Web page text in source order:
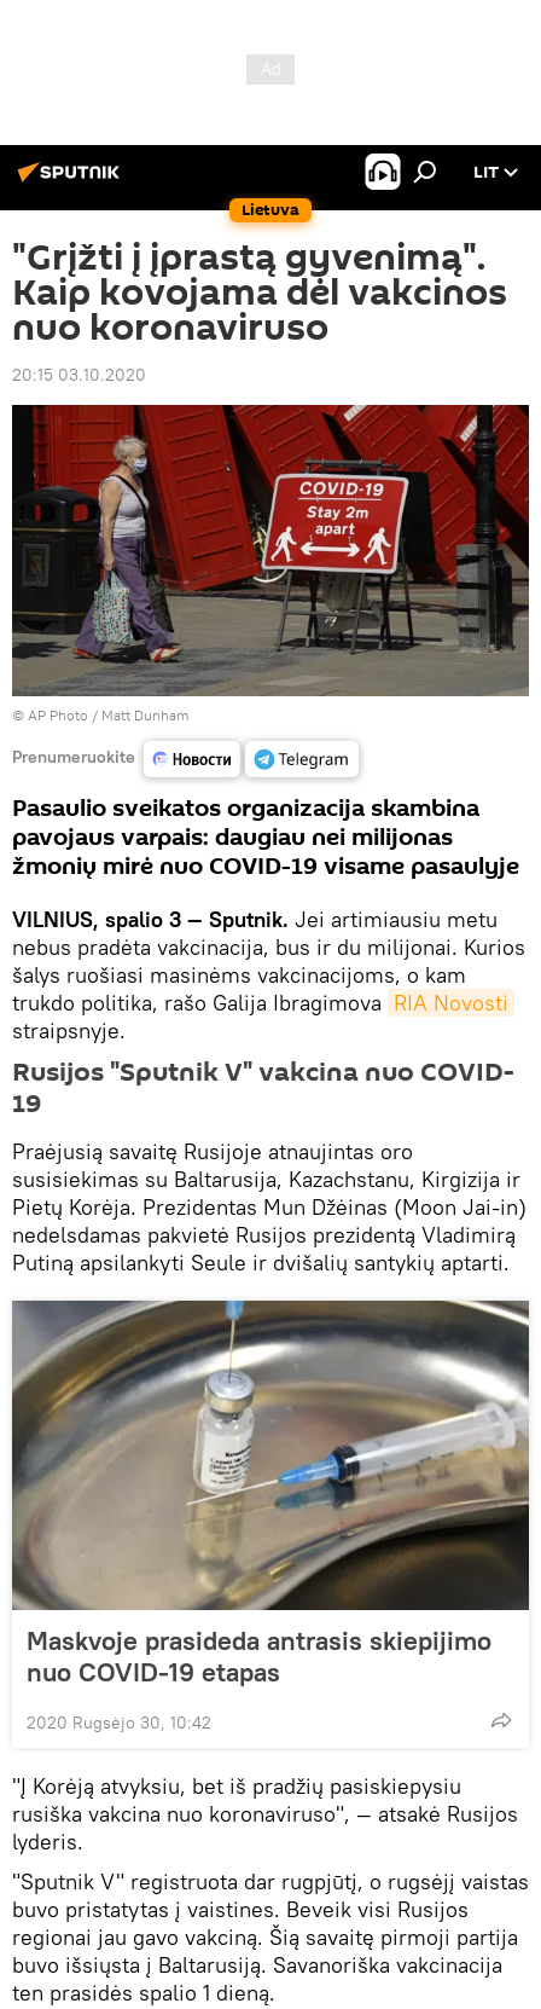
Lietuva
LIT
"Grįžti į įprastą gyvenimą".
Kaip kovojama dėl vakcinos
nuo koronaviruso
20:15 03.10.2020
© AP Photo / Matt Dunham
Prenumeruokite
Pasaulio sveikatos organizacija skambina
pavojaus varpais: daugiau nei milijonas
žmonių mirė nuo COVID-19 visame pasaulyje
VILNIUS, spalio 3 — Sputnik. Jei artimiausiu metu
nebus pradėta vakcinacija, bus ir du milijonai. Kurios
šalys ruošiasi masinėms vakcinacijoms, o kam
trukdo politika, rašo Galija Ibragimova RIA Novosti
straipsnyje.
Rusijos "Sputnik V" vakcina nuo COVID-
19
Praėjusią savaitę Rusijoje atnaujintas oro
susisiekimas su Baltarusija, Kazachstanu, Kirgizija ir
Pietų Korėja. Prezidentas Mun Džėinas (Moon Jai-in)
nedelsdamas pakvietė Rusijos prezidentą Vladimirą
Putiną apsilankyti Seule ir dvišalių santykių aptarti.
Maskvoje prasideda antrasis skiepijimo
nuo COVID-19 etapas
2020 Rugsėjo 30, 10:42
"Į Korėją atvyksiu, bet iš pradžių pasiskiepysiu
rusiška vakcina nuo koronaviruso", — atsakė Rusijos
lyderis.
"Sputnik V" registruota dar rugpjūtį, o rugsėjį vaistas
buvo pristatytas į vaistines. Beveik visi Rusijos
regionai jau gavo vakciną. Šią savaitę pirmoji partija
buvo išsiųsta į Baltarusiją. Savanoriška vakcinacija
ten prasidės spalio 1 dieną.